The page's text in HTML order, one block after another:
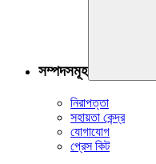
সম্পদসমূহ
নিরাপত্তা
সহায়তা কেন্দ্র
যোগাযোগ
প্রেস কিট